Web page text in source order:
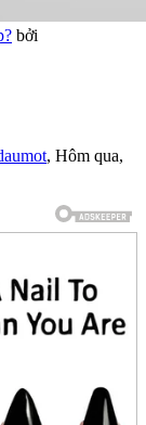
bởi
, Hôm qua,